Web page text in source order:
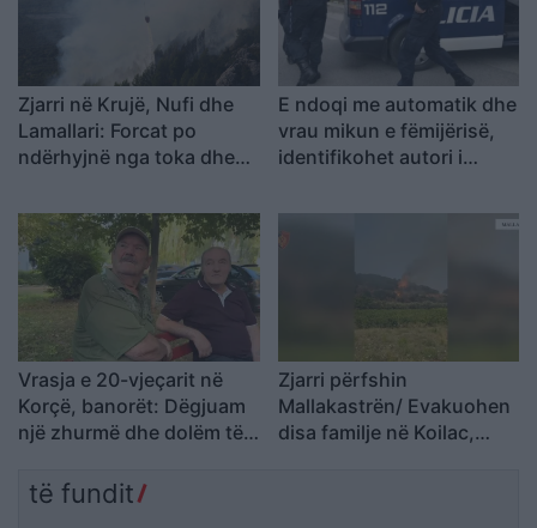
Zjarri në Krujë, Nufi dhe
Lamallari: Forcat po
ndërhyjnë nga toka dhe
E ndoqi me automatik dhe
vrau mikun e fëmijërisë,
identifikohet autori i
kërkim
Vrasja e 20-vjeçarit në
Korçë, banorët: Dëgjuam
një zhurmë dhe dolëm të
ndodhur
Zjarri përfshin
Mallakastrën/ Evakuohen
disa familje në Koilac,
të fundit